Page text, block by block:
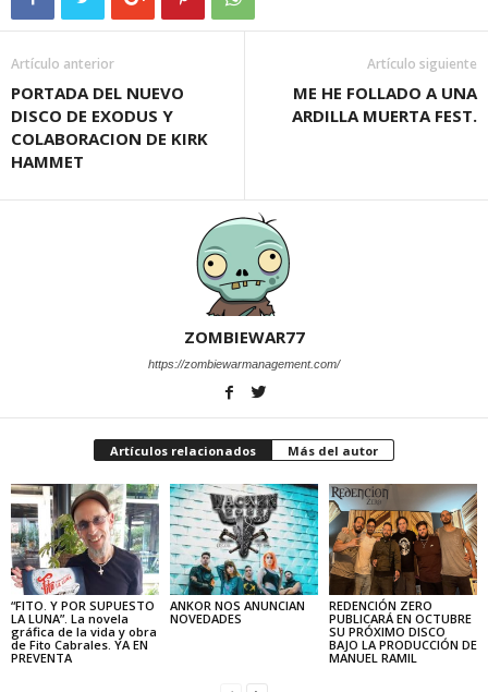
Artículo anterior
PORTADA DEL NUEVO
DISCO DE EXODUS Y
COLABORACION DE KIRK
HAMMET
Artículo siguiente
ME HE FOLLADO A UNA
ARDILLA MUERTA FEST.
ZOMBIEWAR77
https://zombiewarmanagement.com/
Artículos relacionados Más del autor
“FITO. Y POR SUPUESTO
LA LUNA”. La novela
gráfica de la vida y obra
de Fito Cabrales. YA EN
PREVENTA
ANKOR NOS ANUNCIAN
NOVEDADES
REDENCIÓN ZERO
PUBLICARÁ EN OCTUBRE
SU PRÓXIMO DISCO
BAJO LA PRODUCCIÓN DE
MANUEL RAMIL